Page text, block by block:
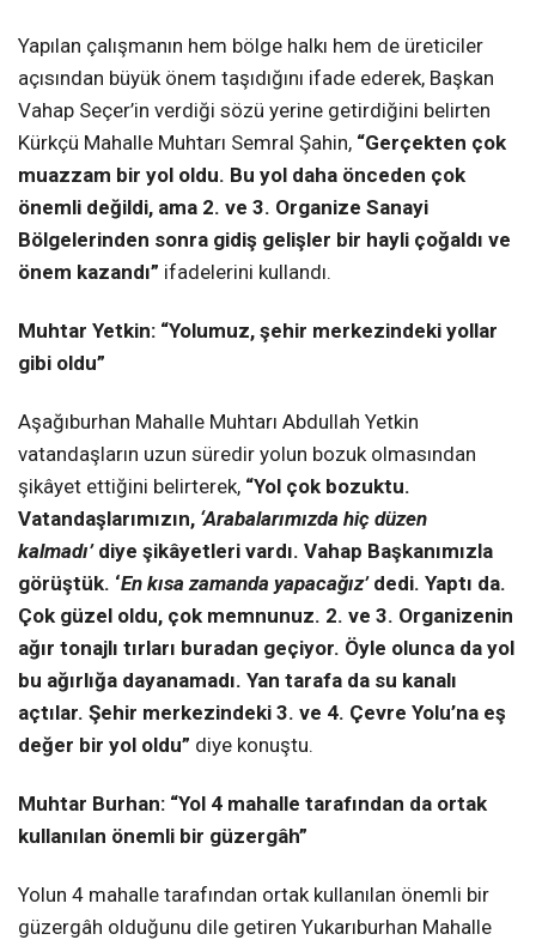
Yapılan çalışmanın hem bölge halkı hem de üreticiler
açısından büyük önem taşıdığını ifade ederek, Başkan
Vahap Seçer’in verdiği sözü yerine getirdiğini belirten
Kürkçü Mahalle Muhtarı Semral Şahin, “Gerçekten çok
muazzam bir yol oldu. Bu yol daha önceden çok
önemli değildi, ama 2. ve 3. Organize Sanayi
Bölgelerinden sonra gidiş gelişler bir hayli çoğaldı ve
önem kazandı” ifadelerini kullandı.
Muhtar Yetkin: “Yolumuz, şehir merkezindeki yollar
gibi oldu”
Aşağıburhan Mahalle Muhtarı Abdullah Yetkin
vatandaşların uzun süredir yolun bozuk olmasından
şikâyet ettiğini belirterek, “Yol çok bozuktu.
Vatandaşlarımızın, ‘Arabalarımızda hiç düzen
kalmadı’diye şikâyetleri vardı. Vahap Başkanımızla
görüştük. ‘En kısa zamanda yapacağız’dedi. Yaptı da.
Çok güzel oldu, çok memnunuz. 2. ve 3. Organizenin
ağır tonajlı tırları buradan geçiyor. Öyle olunca da yol
bu ağırlığa dayanamadı. Yan tarafa da su kanalı
açtılar. Şehir merkezindeki 3. ve 4. Çevre Yolu’na eş
değer bir yol oldu” diye konuştu.
Muhtar Burhan: “Yol 4 mahalle tarafından da ortak
kullanılan önemli bir güzergâh”
Yolun 4 mahalle tarafından ortak kullanılan önemli bir
güzergâh olduğunu dile getiren Yukarıburhan Mahalle